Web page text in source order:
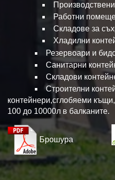
Работни
Складове за
Хладилни
Резервоари и
Санитарни
Складови
Строителни
контейнери,сглобяеми
100 до 10000л в балканите.
Брошура